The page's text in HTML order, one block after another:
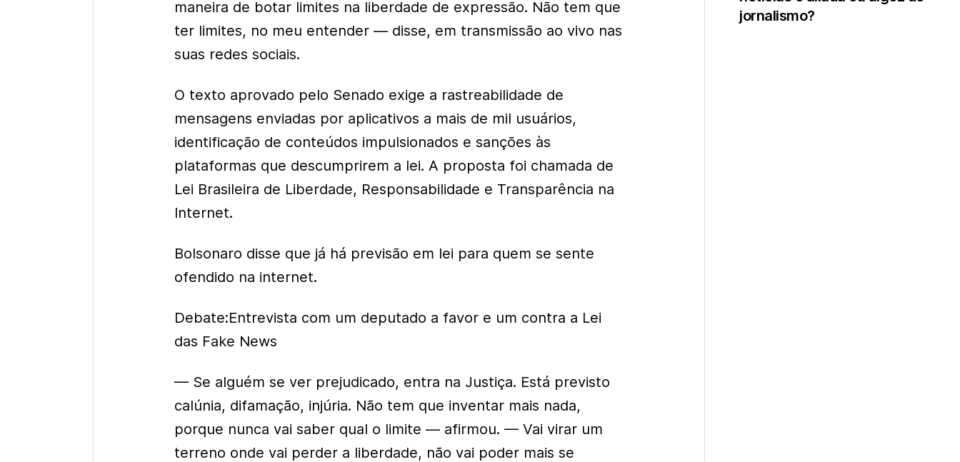
maneira de botar limites na liberdade de expressão. Não tem que
ter limites, no meu entender — disse, em transmissão ao vivo nas
suas redes sociais.
O texto aprovado pelo Senado exige a rastreabilidade de
mensagens enviadas por aplicativos a mais de mil usuários,
identificação de conteúdos impulsionados e sanções às
plataformas que descumprirem a lei. A proposta foi chamada de
Lei Brasileira de Liberdade, Responsabilidade e Transparência na
Internet.
Bolsonaro disse que já há previsão em lei para quem se sente
ofendido na internet.
Debate:Entrevista com um deputado a favor e um contra a Lei
das Fake News
— Se alguém se ver prejudicado, entra na Justiça. Está previsto
calúnia, difamação, injúria. Não tem que inventar mais nada,
porque nunca vai saber qual o limite — afirmou. — Vai virar um
terreno onde vai perder a liberdade, não vai poder mais se
jornalismo?